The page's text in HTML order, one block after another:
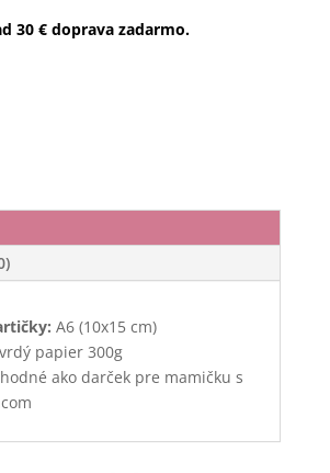
30 € doprava zadarmo.
A6 (10x15 cm)
papier 300g
ako darček pre mamičku s